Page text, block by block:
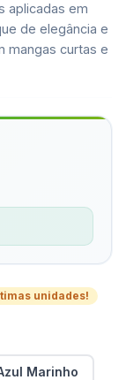
aplicadas em
de elegância e
mangas curtas e
unidades!
Marinho